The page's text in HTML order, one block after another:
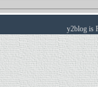
y2blog is